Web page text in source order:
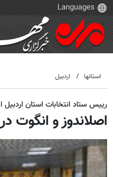
استانها اردبیل
رییس ستاد انتخابات استان اردبیل
اصلاندوز و انگوت